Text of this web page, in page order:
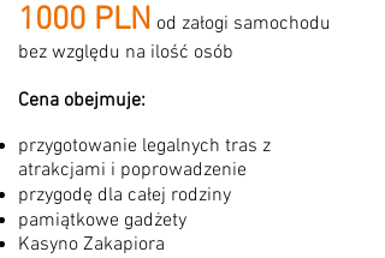
1000 PLN od załogi samochodu
bez względu na ilość osób
Cena obejmuje:
przygotowanie legalnych tras z
atrakcjami i poprowadzenie
przygodę dla całej rodziny
pamiątkowe gadżety
Kasyno Zakapiora